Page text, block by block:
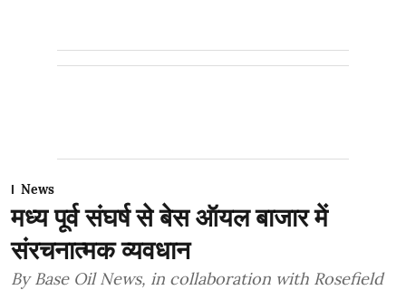
News
मध्य पूर्व संघर्ष से बेस ऑयल बाजार में
संरचनात्मक व्यवधान
By Base Oil News, in collaboration with Rosefield